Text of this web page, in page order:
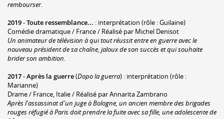
rembourser.
2019-Toute ressemblance... : interprétation (rôle : Guilaine)
Comédie dramatique / France / Réalisé par Michel Denisot
Un animateur de télévision à qui tout réussit entre en guerre avec le
nouveau président de sa chaîne, jaloux de son succès et qui souhaite
brider son ambition.
2017-Après la guerre(Dopo la guerra) : interprétation (rôle :
Marianne)
Drame / France, Italie / Réalisé par Annarita Zambrano
Après l'assassinat d'un juge à Bologne, un ancien membre des brigades
rouges réfugié à Paris doit prendre la fuite avec sa fille, une adolescente de